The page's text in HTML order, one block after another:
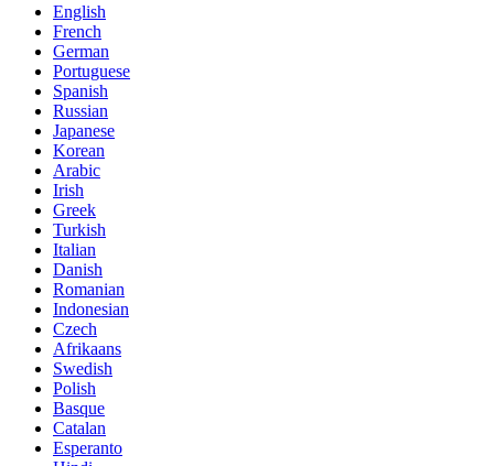
English
French
German
Portuguese
Spanish
Russian
Japanese
Korean
Arabic
Irish
Greek
Turkish
Italian
Danish
Romanian
Indonesian
Czech
Afrikaans
Swedish
Polish
Basque
Catalan
Esperanto